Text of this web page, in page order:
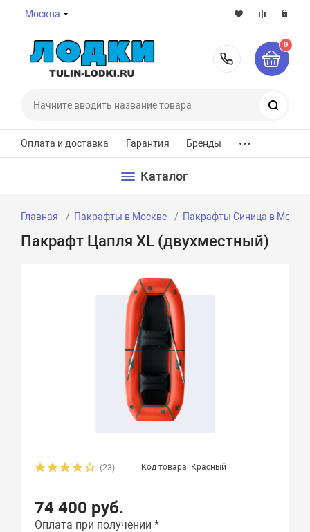
Москва
8-800-
0
Оплата и доставка Гарантия Бренды ...
Каталог
Главная Пакрафты в Москве Пакрафты Синица в
Пакрафт Цапля XL (двухместный)
(23) Код товара: Красный
74 400 руб.
Оплата при получении *